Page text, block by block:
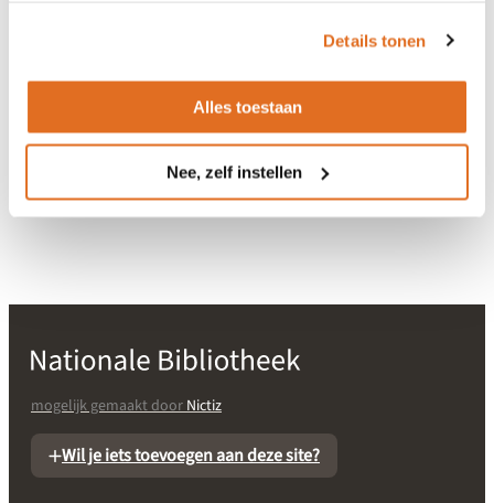
Details tonen
Alles toestaan
Nee, zelf instellen
mogelijk gemaakt doorNictiz
Wil je iets toevoegen aan deze site?